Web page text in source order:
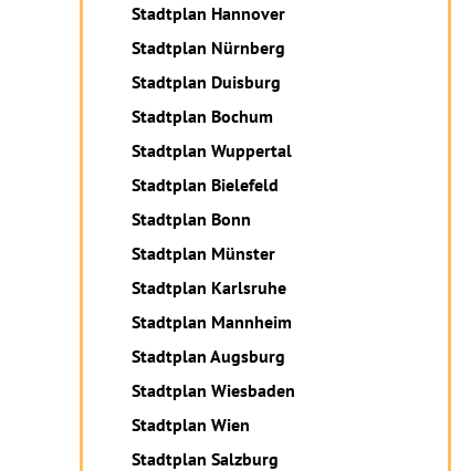
Stadtplan Hannover
Stadtplan Nürnberg
Stadtplan Duisburg
Stadtplan Bochum
Stadtplan Wuppertal
Stadtplan Bielefeld
Stadtplan Bonn
Stadtplan Münster
Stadtplan Karlsruhe
Stadtplan Mannheim
Stadtplan Augsburg
Stadtplan Wiesbaden
Stadtplan Wien
Stadtplan Salzburg